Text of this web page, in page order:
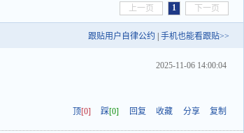
上一页 1 下一页
跟贴用户自律公约 手机也能看跟贴>>
2025-11-06 14:00:04
顶[0] 踩[0] 回复 收藏 分享 复制